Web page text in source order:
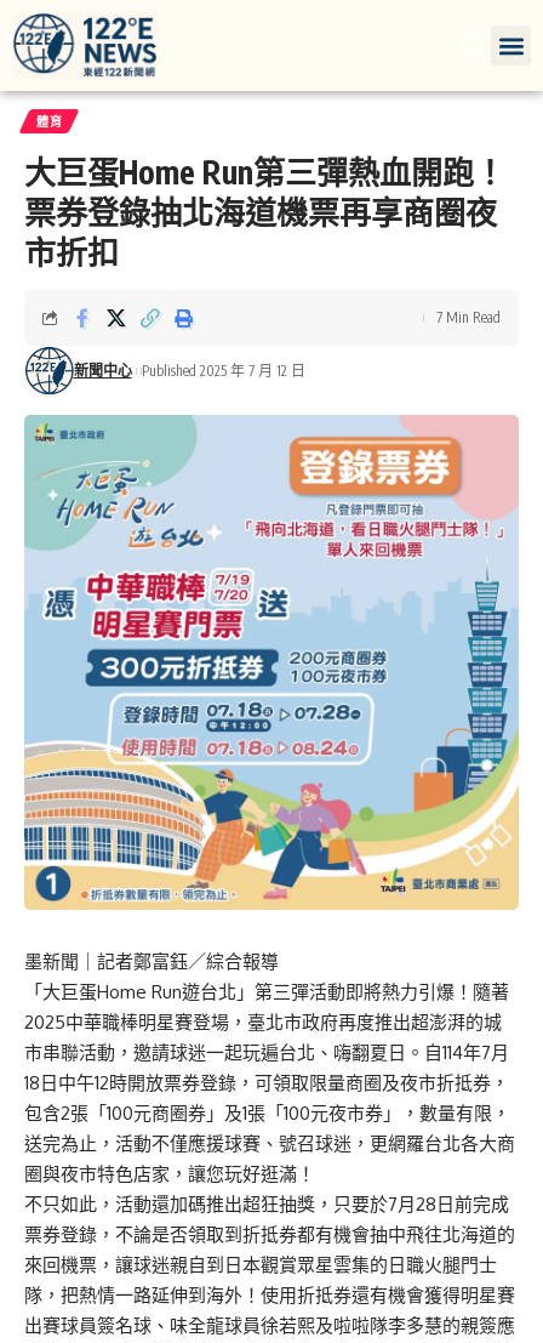
體育
大巨蛋Home Run第三彈熱血開跑！
票券登錄抽北海道機票再享商圈夜
市折扣
新聞中心 Published 2025 年 7 月 12 日
7 Min Read
墨新聞 ｜記者鄭富鈺／綜合報導
「大巨蛋Home Run遊台北」第三彈活動即將熱力引爆！隨著
2025中華職棒明星賽登場，臺北市政府再度推出超澎湃的城
市串聯活動，邀請球迷一起玩遍台北、嗨翻夏日。自114年7月
18日中午12時開放票券登錄，可領取限量商圈及夜市折抵券，
包含2張「100元商圈券」及1張「100元夜市券」，數量有限，
送完為止，活動不僅應援球賽、號召球迷，更網羅台北各大商
圈與夜市特色店家，讓您玩好逛滿！
不只如此，活動還加碼推出超狂抽獎，只要於7月28日前完成
票券登錄，不論是否領取到折抵券都有機會抽中飛往北海道的
來回機票，讓球迷親自到日本觀賞眾星雲集的日職火腿門士
隊，把熱情一路延伸到海外！使用折抵券還有機會獲得明星賽
出賽球員簽名球、味全龍球員徐若熙及啦啦隊李多慧的親簽應